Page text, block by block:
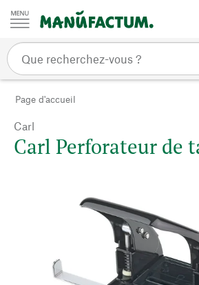
Passer au contenu
Page d'accueil
Carl
Carl Perforateur de